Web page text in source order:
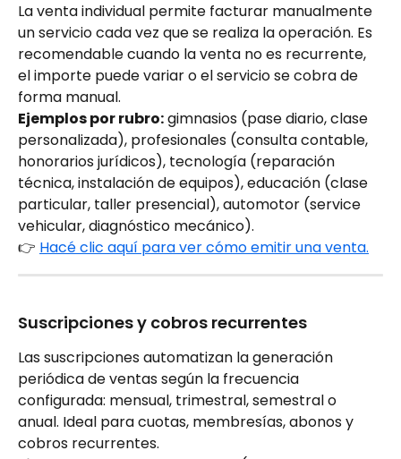
La venta individual permite facturar manualmente
un servicio cada vez que se realiza la operación. Es
recomendable cuando la venta no es recurrente,
el importe puede variar o el servicio se cobra de
forma manual.
Ejemplos por rubro: gimnasios (pase diario, clase
personalizada), profesionales (consulta contable,
honorarios jurídicos), tecnología (reparación
técnica, instalación de equipos), educación (clase
particular, taller presencial), automotor (service
vehicular, diagnóstico mecánico).
👉 Hacé clic aquí para ver cómo emitir una venta.
Suscripciones y cobros recurrentes
Las suscripciones automatizan la generación
periódica de ventas según la frecuencia
configurada: mensual, trimestral, semestral o
anual. Ideal para cuotas, membresías, abonos y
cobros recurrentes.